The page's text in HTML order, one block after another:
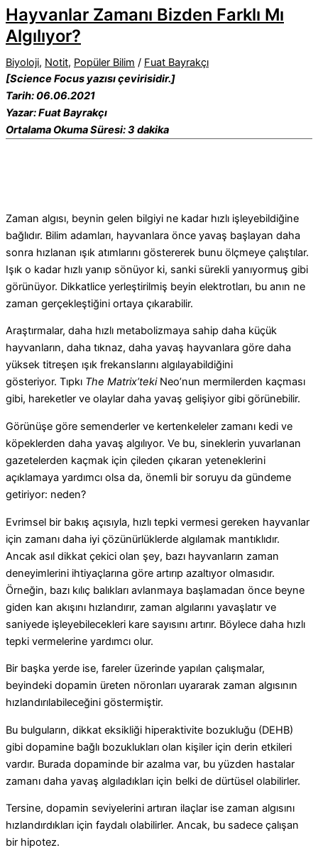
Hayvanlar Zamanı Bizden Farklı Mı
Algılıyor?
Biyoloji, Notit, Popüler Bilim / Fuat Bayrakçı
[Science Focus yazısı çevirisidir.]
Tarih: 06.06.2021
Yazar: Fuat Bayrakçı
Ortalama Okuma Süresi: 3 dakika
Zaman algısı, beynin gelen bilgiyi ne kadar hızlı işleyebildiğine
bağlıdır. Bilim adamları, hayvanlara önce yavaş başlayan daha
sonra hızlanan ışık atımlarını göstererek bunu ölçmeye çalıştılar.
Işık o kadar hızlı yanıp sönüyor ki, sanki sürekli yanıyormuş gibi
görünüyor. Dikkatlice yerleştirilmiş beyin elektrotları, bu anın ne
zaman gerçekleştiğini ortaya çıkarabilir.
Araştırmalar, daha hızlı metabolizmaya sahip daha küçük
hayvanların, daha tıknaz, daha yavaş hayvanlara göre daha
yüksek titreşen ışık frekanslarını algılayabildiğini
gösteriyor. Tıpkı The Matrix’tekiNeo’nun mermilerden kaçması
gibi, hareketler ve olaylar daha yavaş gelişiyor gibi görünebilir.
Görünüşe göre semenderler ve kertenkeleler zamanı kedi ve
köpeklerden daha yavaş algılıyor. Ve bu, sineklerin yuvarlanan
gazetelerden kaçmak için çileden çıkaran yeteneklerini
açıklamaya yardımcı olsa da, önemli bir soruyu da gündeme
getiriyor: neden?
Evrimsel bir bakış açısıyla, hızlı tepki vermesi gereken hayvanlar
için zamanı daha iyi çözünürlüklerde algılamak mantıklıdır.
Ancak asıl dikkat çekici olan şey, bazı hayvanların zaman
deneyimlerini ihtiyaçlarına göre artırıp azaltıyor olmasıdır.
Örneğin, bazı kılıç balıkları avlanmaya başlamadan önce beyne
giden kan akışını hızlandırır, zaman algılarını yavaşlatır ve
saniyede işleyebilecekleri kare sayısını artırır. Böylece daha hızlı
tepki vermelerine yardımcı olur.
Bir başka yerde ise, fareler üzerinde yapılan çalışmalar,
beyindeki dopamin üreten nöronları uyararak zaman algısının
hızlandırılabileceğini göstermiştir.
Bu bulguların, dikkat eksikliği hiperaktivite bozukluğu (DEHB)
gibi dopamine bağlı bozuklukları olan kişiler için derin etkileri
vardır. Burada dopaminde bir azalma var, bu yüzden hastalar
zamanı daha yavaş algıladıkları için belki de dürtüsel olabilirler.
Tersine, dopamin seviyelerini artıran ilaçlar ise zaman algısını
hızlandırdıkları için faydalı olabilirler. Ancak, bu sadece çalışan
bir hipotez.